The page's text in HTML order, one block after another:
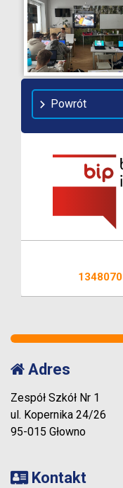
Powrót
1348070
Adres
Zespół Szkół Nr 1
ul. Kopernika 24/26
95-015 Głowno
Kontakt